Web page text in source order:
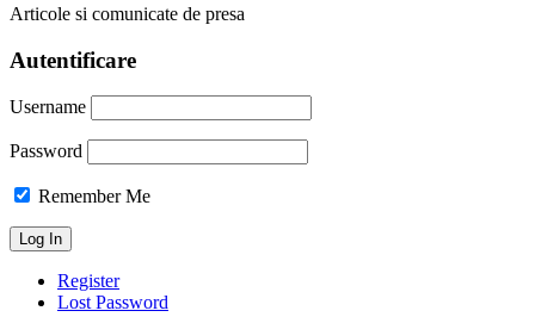
Articole si comunicate de presa
Autentificare
Username
Password
Remember Me
Register
Lost Password